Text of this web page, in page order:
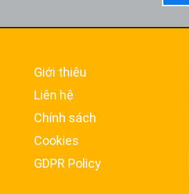
Giới thiệu
Liên hệ
Chính sách
Cookies
GDPR Policy